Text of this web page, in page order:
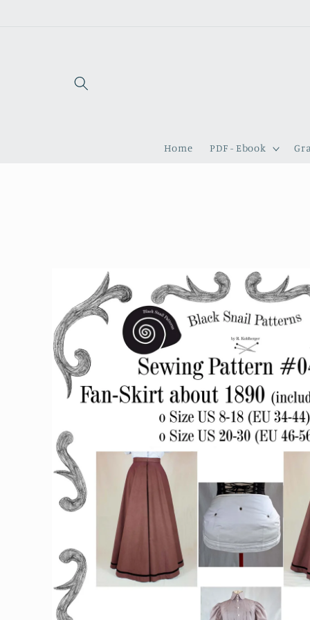
Home PDF - Ebook
Produktinformationen
springen